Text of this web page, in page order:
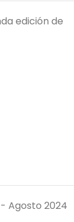
edición de
Agosto 2024